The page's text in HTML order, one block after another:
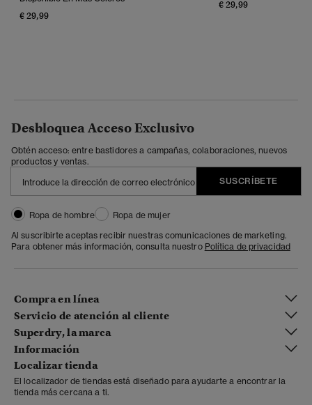
€ 29,99
€ 29,99
Desbloquea Acceso Exclusivo
Obtén acceso: entre bastidores a campañas, colaboraciones, nuevos
productos y ventas.
SUSCRÍBETE
Ropa de hombre
Ropa de mujer
Al suscribirte aceptas recibir nuestras comunicaciones de marketing.
Para obtener más información, consulta nuestro Política de privacidad
Compra en línea
Servicio de atención al cliente
Superdry, la marca
Información
Localizar tienda
El localizador de tiendas está diseñado para ayudarte a encontrar la
tienda más cercana a ti.